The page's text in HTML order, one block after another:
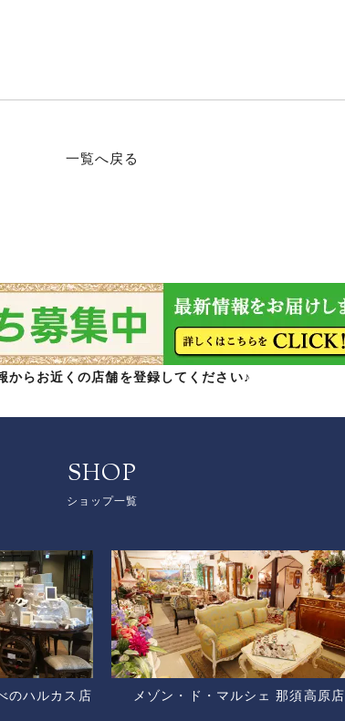
一覧へ戻る
からお近くの店舗を登録してください♪
SHOP
ショップ一覧
のハルカス店 メゾン・ド・マルシェ 那須高原店